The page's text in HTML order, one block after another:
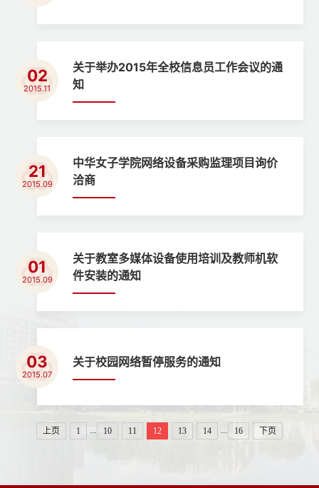
02
2015.11
关于举办2015年全校信息员工作会议的通
知
21
2015.09
中华女子学院网络设备采购监理项目询价
洽商
01
2015.09
关于教室多媒体设备使用培训及教师机软
件安装的通知
03
2015.07
关于校园网络暂停服务的通知
上页 1 ... 10 11 12 13 14 ... 16 下页